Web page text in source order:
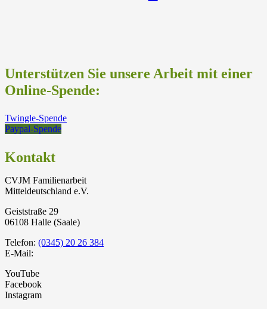
Unterstützen Sie unsere Arbeit mit einer
Online-Spende:
Twingle-Spende
Paypal-Spende
Kontakt
CVJM Familienarbeit
Mitteldeutschland e.V.
Geiststraße 29
06108 Halle (Saale)
Telefon: (0345) 20 26 384
E-Mail:
YouTube
Facebook
Instagram